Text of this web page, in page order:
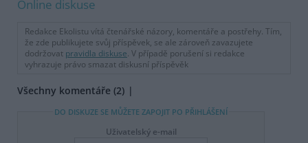
Online diskuse
Redakce Ekolistu vítá čtenářské názory, komentáře a postřehy. Tím,
že zde publikujete svůj příspěvek, se ale zároveň zavazujete
dodržovat pravidla diskuse. V případě porušení si redakce
vyhrazuje právo smazat diskusní příspěvěk
Všechny komentáře (2)
DO DISKUZE SE MŮŽETE ZAPOJIT PO PŘIHLÁŠENÍ
Uživatelský e-mail